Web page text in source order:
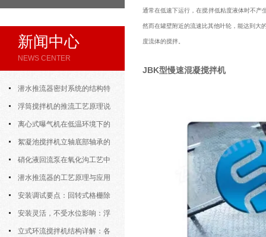
新闻中心
NEWS CENTER
潜水推流器密封系统的结构特
点与渗漏故障处理
浮筒搅拌机的推流工艺原理说
明 离心式曝气机在低温环境下的
运行特性与防冻措施
絮凝池搅拌机立轴底部轴承的
密封防水与免维护设计
硝化液回流泵在氧化沟工艺中
的布置位置对回流效果的影响
潜水推流器的工艺原理与应用
逻辑安装调试要点：回转式格栅除
污机的土建配合要求与水平度校准
安装灵活，不受水位影响：浮
筒式曝气机的结构优势与适用场景
立式环流搅拌机结构详解：各
通常在低速下运行，在搅拌低粘度液体时不产
然而在罐壁附近的流速比其他叶轮，能达到大
度流体的搅拌。
JBK型慢速混凝搅拌机